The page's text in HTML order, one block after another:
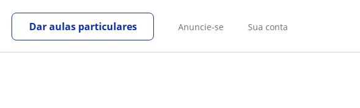
Anuncie-se Sua conta
Dar aulas particulares